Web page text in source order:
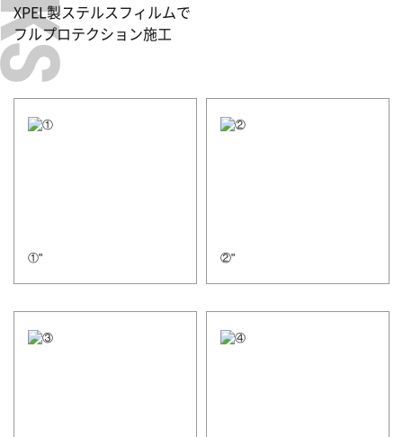
XPEL製ステルスフィルムで
フルプロテクション施工
①" ②"